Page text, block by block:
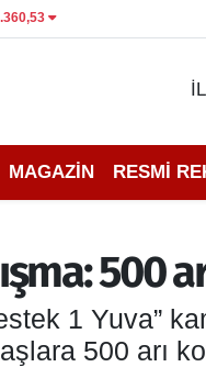
MAGAZİN RESMİ
500
1 Yuva”
500 arı